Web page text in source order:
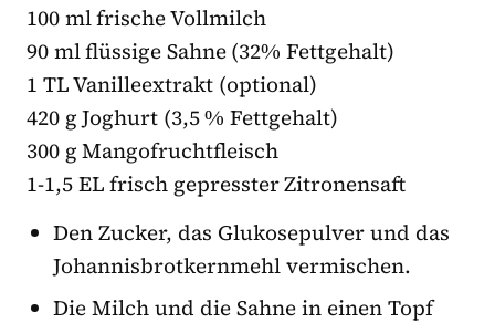
100 ml frische Vollmilch
90 ml flüssige Sahne (32% Fettgehalt)
1 TL Vanilleextrakt (optional)
420 g Joghurt (3,5 % Fettgehalt)
300 g Mangofruchtfleisch
1-1,5 EL frisch gepresster Zitronensaft
Den Zucker, das Glukosepulver und das
Johannisbrotkernmehl vermischen.
Die Milch und die Sahne in einen Topf